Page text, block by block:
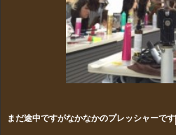
まだ途中ですがなかなかのプレッシャーです